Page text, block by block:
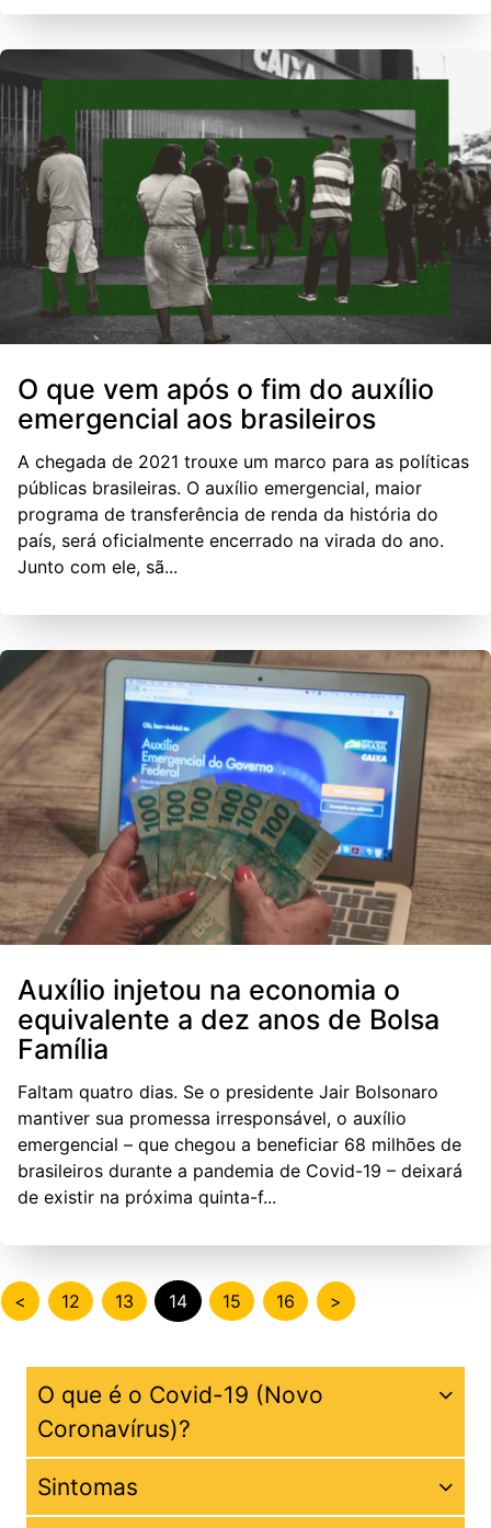
O que vem após o fim do auxílio
emergencial aos brasileiros
A chegada de 2021 trouxe um marco para as políticas
públicas brasileiras. O auxílio emergencial, maior
programa de transferência de renda da história do
país, será oficialmente encerrado na virada do ano.
Junto com ele, sã...
Auxílio injetou na economia o
equivalente a dez anos de Bolsa
Família
Faltam quatro dias. Se o presidente Jair Bolsonaro
mantiver sua promessa irresponsável, o auxílio
emergencial – que chegou a beneficiar 68 milhões de
brasileiros durante a pandemia de Covid-19 – deixará
de existir na próxima quinta-f...
< 12 13 14 15 16 >
O que é o Covid-19 (Novo
Coronavírus)?
Coronavírus é uma família de vírus que causam
Sintomas